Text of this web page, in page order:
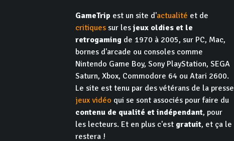
GameTrip est un site d'actualité et de
critiques sur lesjeux oldies et le
retrogaming de 1970 à 2005, sur PC, Mac,
bornes d'arcade ou consoles comme
Nintendo Game Boy, Sony PlayStation, SEGA
Saturn, Xbox, Commodore 64 ou Atari 2600.
Le site est tenu par des vétérans de la presse
jeux vidéo qui se sont associés pour faire du
contenu de qualité et indépendant, pour
les lecteurs. Et en plus c'est gratuit, et ça le
restera !